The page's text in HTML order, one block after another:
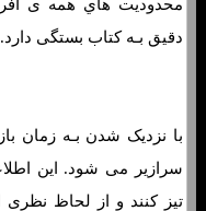
محدودیت هاي‌ همه ی
دقیق بـه کتاب بستگی دارد.
با نزدیک شدن بـه زمان
سرازیر می شود. این
تیز کنند و از لحاظ نظری